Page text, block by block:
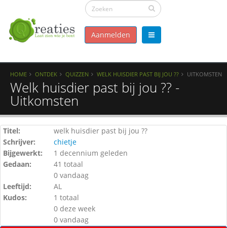
Aanmelden
HOME ONTDEK QUIZZEN WELK HUISDIER PAST BIJ JOU ?? UITKOMSTEN
Welk huisdier past bij jou ?? -
Uitkomsten
Titel:
welk huisdier past bij jou ??
Schrijver:
chietje
Bijgewerkt:
1 decennium geleden
Gedaan:
41 totaal
0 vandaag
Leeftijd:
AL
Kudos:
1 totaal
0 deze week
0 vandaag